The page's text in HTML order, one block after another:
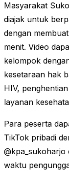
Masyarakat
diajak untuk
dengan
menit. Video
kelompok
kesetaraan hak
HIV,
layanan
Para peserta
TikTok pribadi
@kpa_sukoharjo
waktu